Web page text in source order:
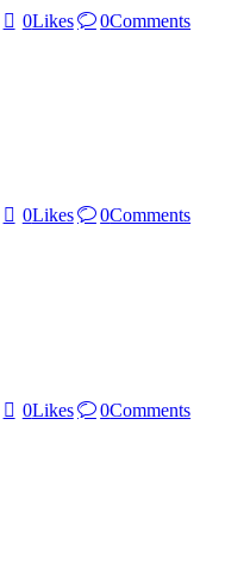
0Likes 0Comments
0Likes 0Comments
0Likes 0Comments